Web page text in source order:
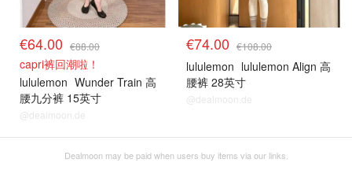
€64.00 €88.00
capri裤回潮啦！
lululemon Wunder Train 高
腰九分裤 15英寸
@dealmoon.de
€74.00 €108.00
lululemon lululemon Align 高
腰裤 28英寸
@dealmoon.de
Dealmoon may be paid when users buy items via our links.